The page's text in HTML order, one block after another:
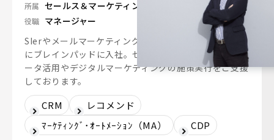
所属 セールス＆マーケティングユニット
役職 マネージャー
SIerやメールマーケティング支援の会社を経て2021年
にブレインパッドに入社。セールスとしてお客さまのデ
ータ活用やデジタルマーケティングの施策実行をご支援
しております。
CRM
レコメンド
ﾏｰｹﾃｨﾝｸﾞ･ｵｰﾄﾒｰｼｮﾝ（MA）
CDP